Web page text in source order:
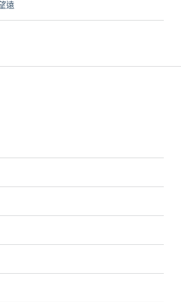
遠